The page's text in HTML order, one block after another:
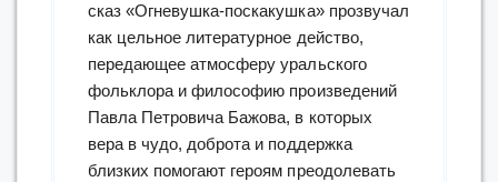
сказ «Огневушка-поскакушка» прозвучал
как цельное литературное действо,
передающее атмосферу уральского
фольклора и философию произведений
Павла Петровича Бажова, в которых
вера в чудо, доброта и поддержка
близких помогают героям преодолевать